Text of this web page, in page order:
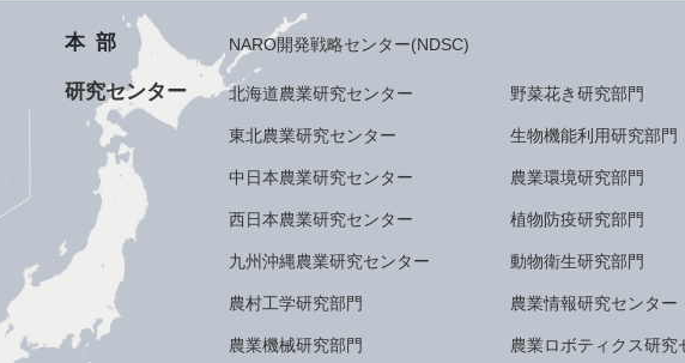
本部 NARO開発戦略センター(NDSC)
研究センター 北海道農業研究センター
東北農業研究センター
中日本農業研究センター
西日本農業研究センター
九州沖縄農業研究センター
農村工学研究部門
農業機械研究部門
野菜花き研究部門
生物機能利用研究部門
農業環境研究部門
植物防疫研究部門
動物衛生研究部門
農業情報研究センター
農業ロボティクス研究